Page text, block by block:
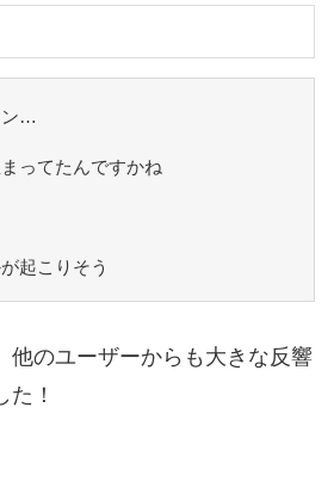
ン…
ってたんですかね
起こりそう
他のユーザーからも大きな反響
！